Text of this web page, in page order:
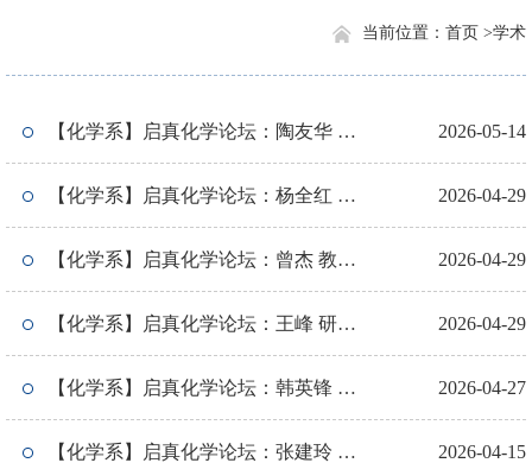
学术
首页 >
当前位置：
【化学系】启真化学论坛：陶友华 研
究员（中科院长春应化所）
2026-05-14
【化学系】启真化学论坛：杨全红 教
授（天津大学）
2026-04-29
【化学系】启真化学论坛：曾杰 教授
（安徽工业大学/中国科学技术大学）
2026-04-29
【化学系】启真化学论坛：王峰 研究
员（中科院大连化物所）
2026-04-29
【化学系】启真化学论坛：韩英锋 教
授（西北大学/郑州大学）
2026-04-27
【化学系】启真化学论坛：张建玲 研 2026-04-15